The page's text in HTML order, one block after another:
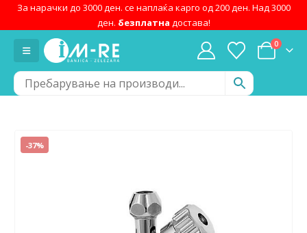
За нарачки до 3000 ден. се наплаќа карго од 200 ден. Над 3000
ден. безплатна достава!
0
-37%